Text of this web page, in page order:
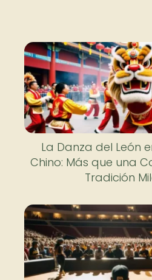
La Danza del León
Chino: Más que una
Tradición